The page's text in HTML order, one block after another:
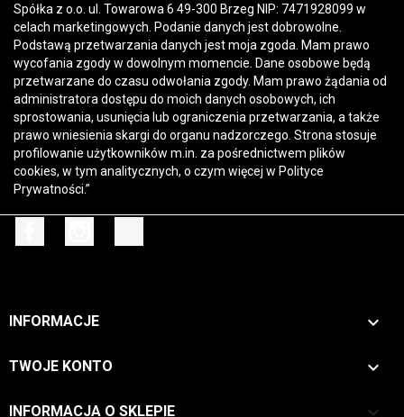
Spółka z o.o. ul. Towarowa 6 49-300 Brzeg NIP: 7471928099 w
celach marketingowych. Podanie danych jest dobrowolne.
Podstawą przetwarzania danych jest moja zgoda. Mam prawo
wycofania zgody w dowolnym momencie. Dane osobowe będą
przetwarzane do czasu odwołania zgody. Mam prawo żądania od
administratora dostępu do moich danych osobowych, ich
sprostowania, usunięcia lub ograniczenia przetwarzania, a także
prawo wniesienia skargi do organu nadzorczego. Strona stosuje
profilowanie użytkowników m.in. za pośrednictwem plików
cookies, w tym analitycznych, o czym więcej w Polityce
Prywatności.”
INFORMACJE 
TWOJE KONTO 
INFORMACJA O SKLEPIE